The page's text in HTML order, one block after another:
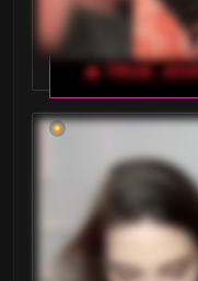
🔥 TRUE_IOVE